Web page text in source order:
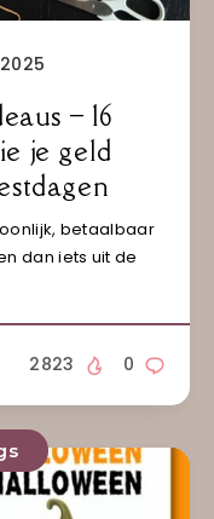
– 16
je geld
betaalbaar
dan iets uit de
0
2823